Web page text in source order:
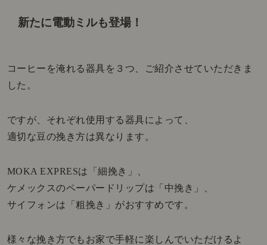
新たに電動ミルも登場！
コーヒーを淹れる器具を３つ、ご紹介させていただきま
した。
ですが、それぞれ使用する器具によって、
適切な豆の挽き方は異なります。
MOKA EXPRESは「細挽き」、
ケメックスのペーパードリップは「中挽き」、
サイフォンは「粗挽き」がおすすめです。
様々な挽き方でもお家で手軽に楽しんでいただけるよ